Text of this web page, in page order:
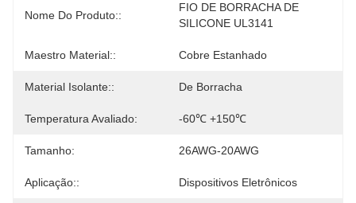
Nome Do Produto::
FIO DE BORRACHA DE
SILICONE UL3141
Maestro Material:: Cobre Estanhado
Material Isolante:: De Borracha
Temperatura Avaliado: -60℃ +150℃
Tamanho: 26AWG-20AWG
Aplicação:: Dispositivos Eletrônicos